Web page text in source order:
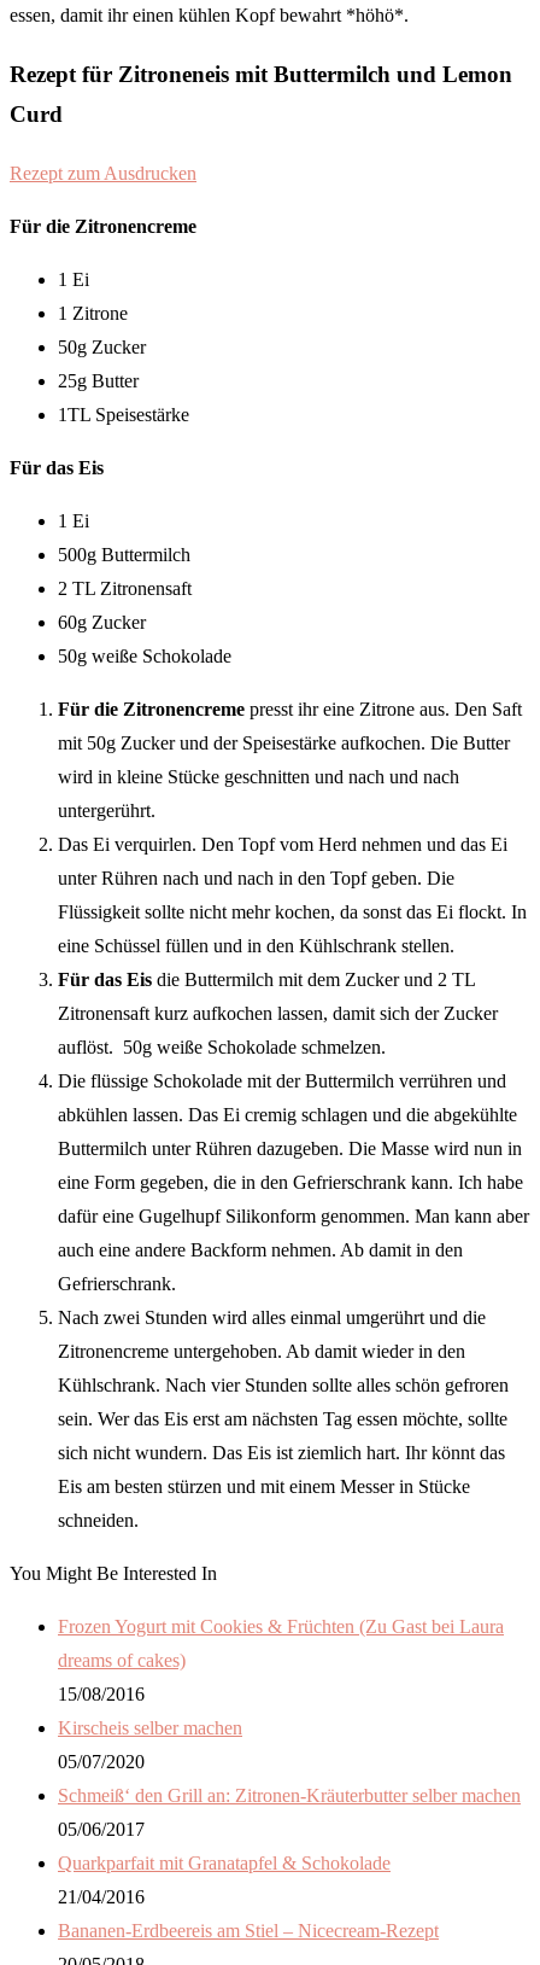
essen, damit ihr einen kühlen Kopf bewahrt *höhö*.
Rezept für Zitroneneis mit Buttermilch und Lemon
Curd
Rezept zum Ausdrucken
Für die Zitronencreme
1 Ei
1 Zitrone
50g Zucker
25g Butter
1TL Speisestärke
Für das Eis
1 Ei
500g Buttermilch
2 TL Zitronensaft
60g Zucker
50g weiße Schokolade
Für die Zitronencreme presst ihr eine Zitrone aus. Den Saft
mit 50g Zucker und der Speisestärke aufkochen. Die Butter
wird in kleine Stücke geschnitten und nach und nach
untergerührt.
Das Ei verquirlen. Den Topf vom Herd nehmen und das Ei
unter Rühren nach und nach in den Topf geben. Die
Flüssigkeit sollte nicht mehr kochen, da sonst das Ei flockt. In
eine Schüssel füllen und in den Kühlschrank stellen.
Für das Eis die Buttermilch mit dem Zucker und 2 TL
Zitronensaft kurz aufkochen lassen, damit sich der Zucker
auflöst. 50g weiße Schokolade schmelzen.
Die flüssige Schokolade mit der Buttermilch verrühren und
abkühlen lassen. Das Ei cremig schlagen und die abgekühlte
Buttermilch unter Rühren dazugeben. Die Masse wird nun in
eine Form gegeben, die in den Gefrierschrank kann. Ich habe
dafür eine Gugelhupf Silikonform genommen. Man kann aber
auch eine andere Backform nehmen. Ab damit in den
Gefrierschrank.
Nach zwei Stunden wird alles einmal umgerührt und die
Zitronencreme untergehoben. Ab damit wieder in den
Kühlschrank. Nach vier Stunden sollte alles schön gefroren
sein. Wer das Eis erst am nächsten Tag essen möchte, sollte
sich nicht wundern. Das Eis ist ziemlich hart. Ihr könnt das
Eis am besten stürzen und mit einem Messer in Stücke
schneiden.
You Might Be Interested In
Frozen Yogurt mit Cookies & Früchten (Zu Gast bei Laura
dreams of cakes)
15/08/2016
Kirscheis selber machen
05/07/2020
Schmeiß‘ den Grill an: Zitronen-Kräuterbutter selber machen
05/06/2017
Quarkparfait mit Granatapfel & Schokolade
21/04/2016
Bananen-Erdbeereis am Stiel – Nicecream-Rezept